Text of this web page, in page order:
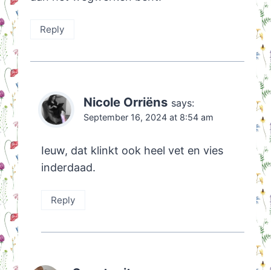
Reply
Nicole Orriëns says:
September 16, 2024 at 8:54 am
Ieuw, dat klinkt ook heel vet en vies
inderdaad.
Reply